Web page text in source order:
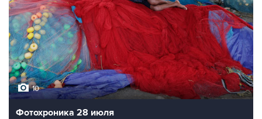
10
Фотохроника 28 июля